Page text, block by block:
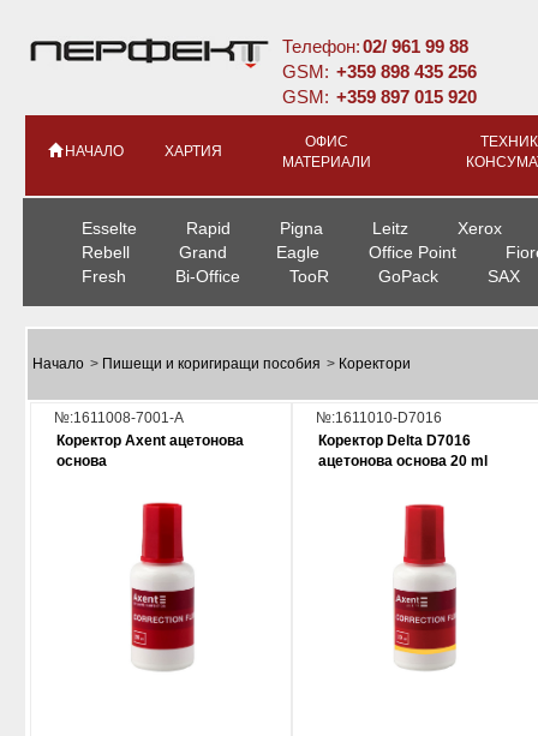
Телефон:02/ 961 99 88
GSM: +359 898 435 256
GSM: +359 897 015 920
НАЧАЛО ХАРТИЯ
ОФИС
МАТЕРИАЛИ
Esselte Rapid Pigna Leitz
Xerox
Rebell
Grand Eagle Office Point
Fresh
Bi-Office TooR GoPack SAX
Начало > Пишещи и коригиращи пособия > Коректори
№:1611008-7001-A
Коректор Axent ацетонова
основа
№:1611010-D7016
Коректор Delta D7016
ацетонова основа 20 ml